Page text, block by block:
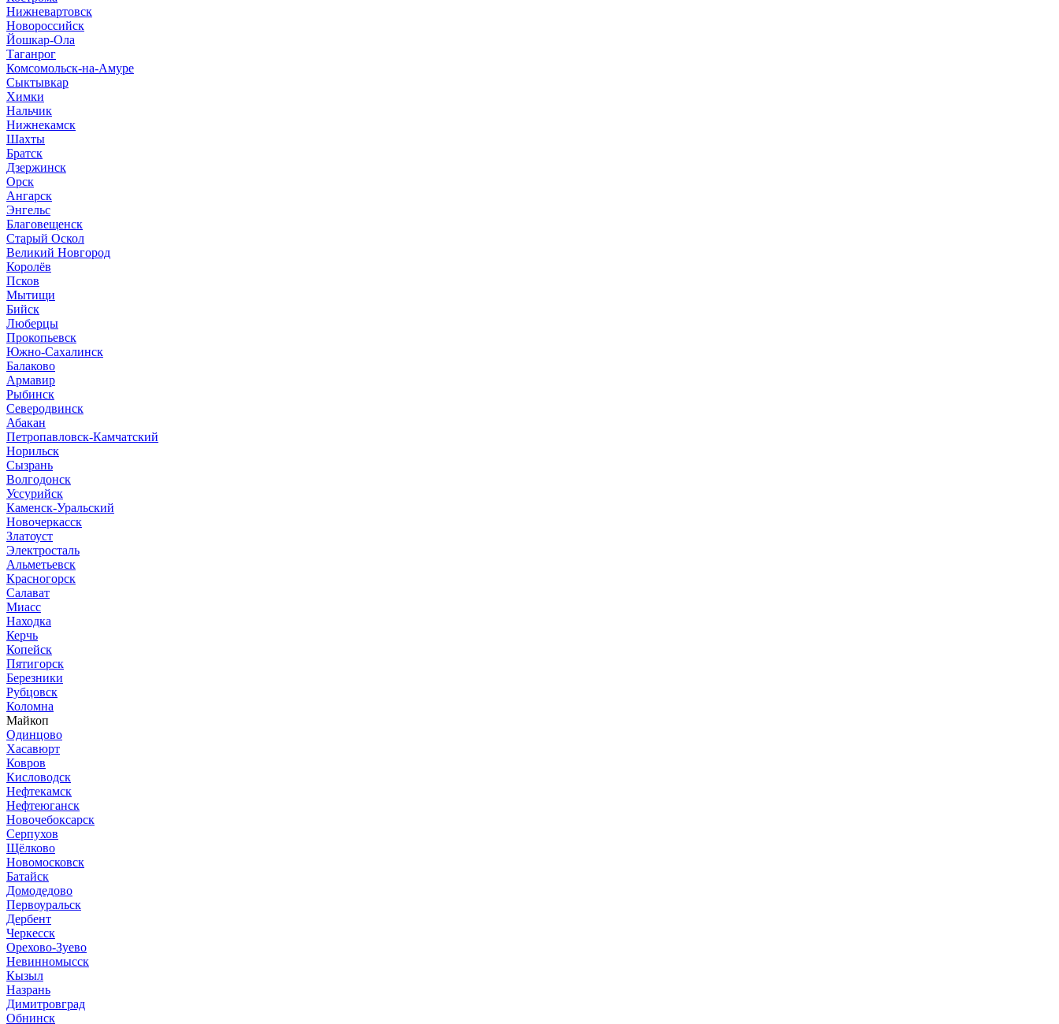
Нижневартовск
Новороссийск
Йошкар-Ола
Таганрог
Комсомольск-на-Амуре
Сыктывкар
Химки
Нальчик
Нижнекамск
Шахты
Братск
Дзержинск
Орск
Ангарск
Энгельс
Благовещенск
Старый Оскол
Великий Новгород
Королёв
Псков
Мытищи
Бийск
Люберцы
Прокопьевск
Южно-Сахалинск
Балаково
Армавир
Рыбинск
Северодвинск
Абакан
Петропавловск-Камчатский
Норильск
Сызрань
Волгодонск
Уссурийск
Каменск-Уральский
Новочеркасск
Златоуст
Электросталь
Альметьевск
Красногорск
Салават
Миасс
Находка
Керчь
Копейск
Пятигорск
Березники
Рубцовск
Коломна
Майкоп
Одинцово
Хасавюрт
Ковров
Кисловодск
Нефтекамск
Нефтеюганск
Новочебоксарск
Серпухов
Щёлково
Новомосковск
Батайск
Домодедово
Первоуральск
Дербент
Черкесск
Орехово-Зуево
Невинномысск
Кызыл
Назрань
Димитровград
Обнинск